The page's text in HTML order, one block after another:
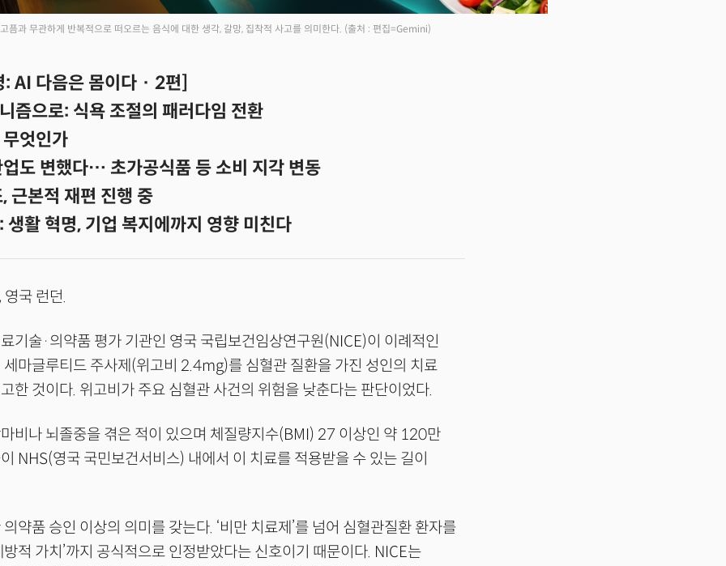
픔과 무관하게 반복적으로 떠오르는 음식에 대한 생각, 갈망, 집착적 사고를 의미한다. (출처 : 편집=Gemini)
AI 다음은 몸이다 · 2편]
즘으로: 식욕 조절의 패러다임 전환
엇인가
도 변했다… 초가공식품 등 소비 지각 변동
근본적 재편 진행 중
생활 혁명, 기업 복지에까지 영향 미친다
국 런던.
기술·의약품 평가 기관인 영국 국립보건임상연구원(NICE)이 이례적인
세마글루티드 주사제(위고비 2.4mg)를 심혈관 질환을 가진 성인의 치료
한 것이다. 위고비가 주요 심혈관 사건의 위험을 낮춘다는 판단이었다.
비나 뇌졸중을 겪은 적이 있으며 체질량지수(BMI) 27 이상인 약 120만
NHS(영국 국민보건서비스) 내에서 이 치료를 적용받을 수 있는 길이
약품 승인 이상의 의미를 갖는다. ‘비만 치료제’를 넘어 심혈관질환 환자를
방적 가치’까지 공식적으로 인정받았다는 신호이기 때문이다. NICE는